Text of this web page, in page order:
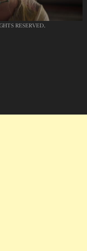
RESERVED.